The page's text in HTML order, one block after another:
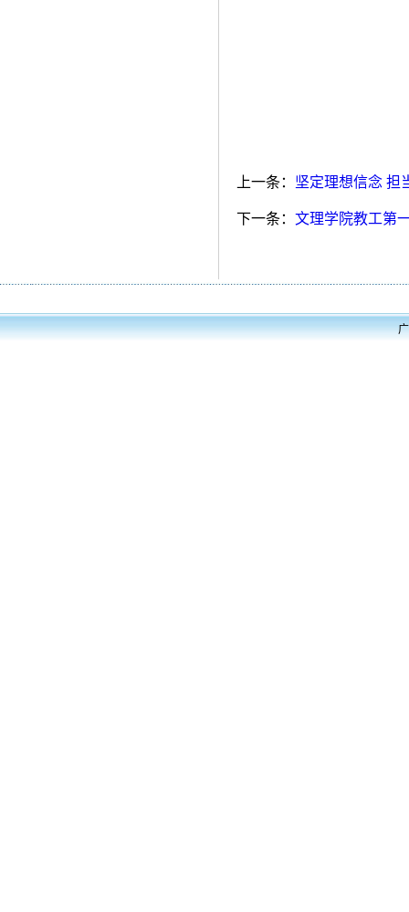
上一条： 坚定理想信念
下一条： 文理学院教工第